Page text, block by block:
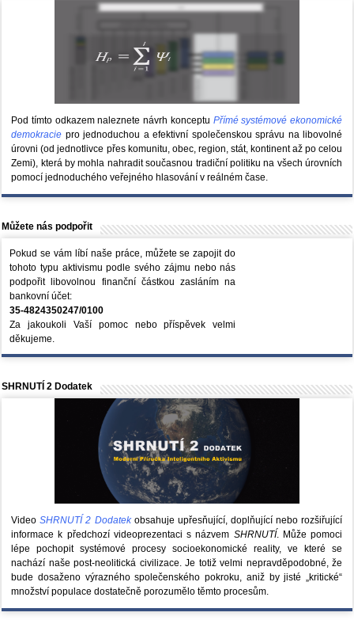
Pod tímto odkazem naleznete návrh konceptu Přímé systémové ekonomické
demokracie pro jednoduchou a efektivní společenskou správu na libovolné
úrovni (od jednotlivce přes komunitu, obec, region, stát, kontinent až po celou
Zemi), která by mohla nahradit současnou tradiční politiku na všech úrovních
pomocí jednoduchého veřejného hlasování v reálném čase.
Můžete nás podpořit
Pokud se vám líbí naše práce, můžete se zapojit do
tohoto typu aktivismu podle svého zájmu nebo nás
podpořit libovolnou finanční částkou zasláním na
bankovní účet:
35-4824350247/0100
Za jakoukoli Vaší pomoc nebo příspěvek velmi
děkujeme.
SHRNUTÍ 2 Dodatek
VideoSHRNUTÍ 2 Dodatekobsahuje upřesňující, doplňující nebo rozšiřující
informace k předchozí videoprezentaci s názvem SHRNUTÍ. Může pomoci
lépe pochopit systémové procesy socioekonomické reality, ve které se
nachází naše post-neolitická civilizace. Je totiž velmi nepravděpodobné, že
bude dosaženo výrazného společenského pokroku, aniž by jisté „kritické“
množství populace dostatečně porozumělo těmto procesům.